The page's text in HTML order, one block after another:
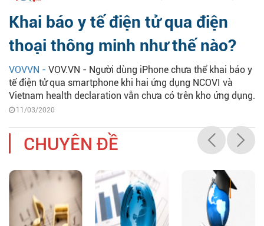
Khai báo y tế điện tử qua điện
thoại thông minh như thế nào?
VOVVN - VOV.VN - Người dùng iPhone chưa thể khai báo y
tế điện tử qua smartphone khi hai ứng dụng NCOVI và
Vietnam health declaration vẫn chưa có trên kho ứng dụng.
11/03/2020
CHUYÊN ĐỀ